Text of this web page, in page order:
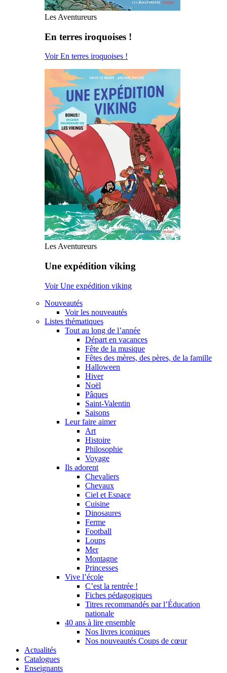
Les Aventureurs
En terres iroquoises !
Voir En terres iroquoises !
Les Aventureurs
Une expédition viking
Voir Une expédition viking
Nouveautés
Voir les nouveautés
Listes thématiques
Tout au long de l’année
Départ en vacances
Fête de la musique
Fêtes des mères, des pères, de la famille
Halloween
Hiver
Noël
Pâques
Saint-Valentin
Saisons
Leur faire aimer
Art
Histoire
Philosophie
Voyage
Ils adorent
Chevaliers
Chevaux
Ciel et Espace
Cuisine
Dinosaures
Ferme
Football
Loups
Mer
Montagne
Princesses
Vive l’école
C’est la rentrée !
Fiches pédagogiques
Titres recommandés par l’Éducation
nationale
40 ans à lire ensemble
Nos livres iconiques
Nos nouveautés Coups de cœur
Actualités
Catalogues
Enseignants